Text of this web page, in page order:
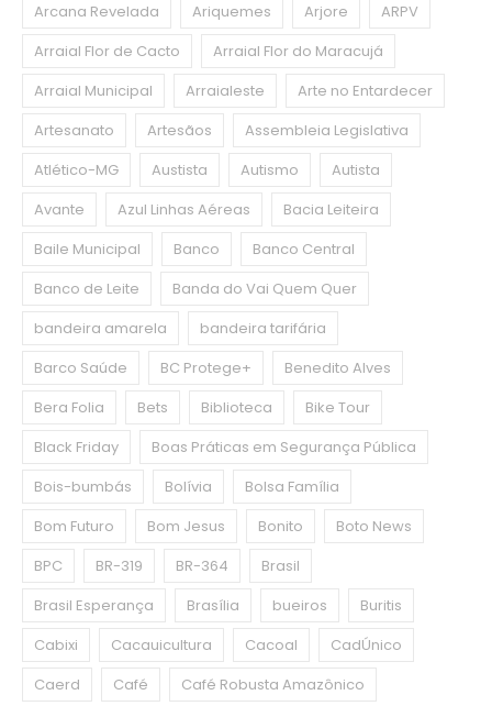
Arcana Revelada
Ariquemes Arjore
ARPV
Arraial Flor de Cacto
Arraial Flor do Maracujá
Arraial Municipal
Arraialeste
Arte no Entardecer
Artesanato
Artesãos
Assembleia Legislativa
Atlético-MG
Austista Autismo
Autista
Avante
Azul Linhas Aéreas
Bacia Leiteira
Baile Municipal
Banco
Banco Central
Banco de Leite
Banda do Vai Quem Quer
bandeira amarela
bandeira tarifária
Barco Saúde
BC Protege+
Benedito Alves
Bera Folia
Bets Biblioteca
Bike Tour
Black Friday
Boas Práticas em Segurança Pública
Bois-bumbás
Bolívia
Bolsa Família
Bom Futuro
Bom Jesus Bonito
Boto News
BPC
BR-319 BR-364
Brasil
Brasil Esperança
Brasília bueiros
Buritis
Cabixi
Cacauicultura Cacoal
CadÚnico
Caerd
Café
Café Robusta Amazônico